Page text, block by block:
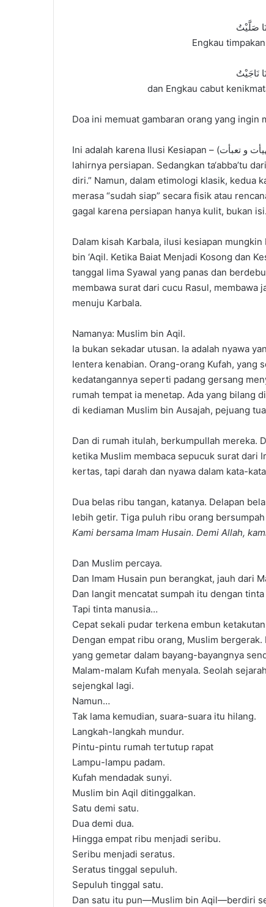
صَلَّيْتُ
Engkau
نَاجَيْتُ
dan Engkau cabut
Doa ini memuat gambaran orang yang ingin
Ini adalah karena Ilusi Kesiapan – (تهيأت و تعبأت) Kata tahayya’tu berasal dari akar هـ – ي – أ, bermakna
lahirnya persiapan. Sedangkan ta‘abba’tu dari ع – ب – أ berarti “mengemas” atau “mempersenjatai
diri.” Namun, dalam etimologi klasik, kedua
merasa “sudah siap” secara fisik atau
gagal karena persiapan hanya kulit, bukan isi.
Dalam kisah Karbala, ilusi kesiapan
bin ‘Aqil. Ketika Baiat Menjadi Kosong dan
tanggal lima Syawal yang panas dan
membawa surat dari cucu Rasul, membawa
menuju Karbala.
Namanya: Muslim bin Aqil.
Ia bukan sekadar utusan. Ia adalah nyawa
lentera kenabian. Orang-orang Kufah, yang
kedatangannya seperti padang gersang
rumah tempat ia menetap. Ada yang bilang
di kediaman Muslim bin Ausajah, pejuang
Dan di rumah itulah, berkumpullah mereka.
ketika Muslim membaca sepucuk surat dari
kertas, tapi darah dan nyawa dalam kata-
Dua belas ribu tangan, katanya. Delapan
lebih getir. Tiga puluh ribu orang
Kami bersama Imam Husain. Demi Allah,
Dan Muslim percaya.
Dan Imam Husain pun berangkat, jauh dari
Dan langit mencatat sumpah itu dengan tinta
Tapi tinta manusia…
Cepat sekali pudar terkena embun
Dengan empat ribu orang, Muslim
yang gemetar dalam bayang-bayangnya
Malam-malam Kufah menyala. Seolah
sejengkal lagi.
Namun…
Tak lama kemudian, suara-suara itu hilang.
Langkah-langkah mundur.
Pintu-pintu rumah tertutup rapat
Lampu-lampu padam.
Kufah mendadak sunyi.
Muslim bin Aqil ditinggalkan.
Satu demi satu.
Dua demi dua.
Hingga empat ribu menjadi seribu.
Seribu menjadi seratus.
Seratus tinggal sepuluh.
Sepuluh tinggal satu.
Dan satu itu pun—Muslim bin Aqil—berdiri